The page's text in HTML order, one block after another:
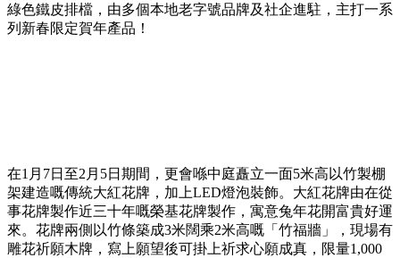
綠色鐵皮排檔，由多個本地老字號品牌及社企進駐，主打一系
列新春限定賀年產品！
在1月7日至2月5日期間，更會喺中庭矗立一面5米高以竹製棚
架建造嘅傳統大紅花牌，加上LED燈泡裝飾。大紅花牌由在從
事花牌製作近三十年嘅榮基花牌製作，寓意兔年花開富貴好運
來。花牌兩側以竹條築成3米闊乘2米高嘅「竹福牆」，現場有
雕花祈願木牌，寫上願望後可掛上祈求心願成真，限量1,000